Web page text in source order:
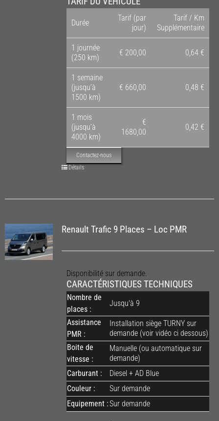
Durée
Tarif (par
jour)
Tarif / Km
Supplémentaire
1 journée
(250 km)
€ 200,00 0,64 €
1 semaine
(jusqu’à
1500 km)
€ 660,00 0,48 €
1 mois
(jusqu’à
4000 km)
€
1680,00
0,42 €
Contactez-nous
Détails
Renault Trafic 9 Places – Loc PMR
Disponibilité sur demande.
CARACTÉRISTIQUES TECHNIQUES
Nombre de
places :
Jusqu'à 9
Assistance
PMR :
Installation siège TURNY sur
demande (voir vidéo ci dessous)
Boite de
vitesse :
Manuelle (ou automatique sur
demande)
Carburant :
Diesel + AD Blue
Couleur :
Sur demande
Equipement :Sur demande